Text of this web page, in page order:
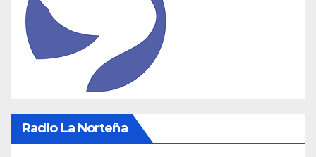
Radio La Norteña